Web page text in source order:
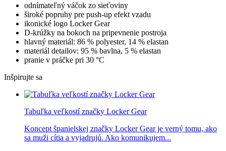
odnímateľný váčok zo sieťoviny
široké popruhy pre push-up efekt vzadu
ikonické logo Locker Gear
D-krúžky na bokoch na pripevnenie postroja
hlavný materiál: 86 % polyester, 14 % elastan
materiál detailov: 95 % bavlna, 5 % elastan
pranie v práčke pri 30 °C
Inšpirujte sa
Tabuľka veľkostí značky Locker Gear
Koncept španielskej značky Locker Gear je verný tomu, ako
sa muži cítia a vyjadrujú. Ako komunikujem...